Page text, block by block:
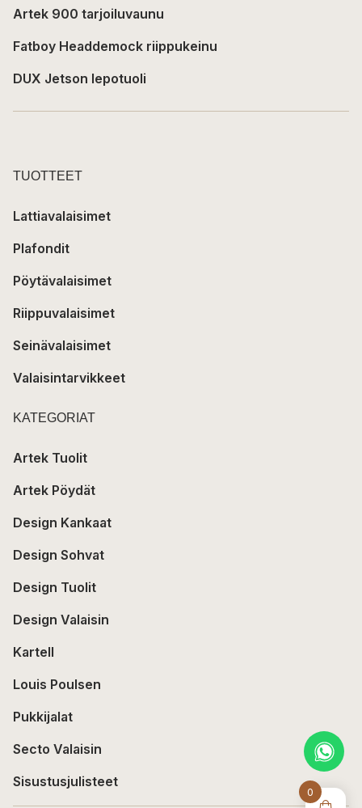
0
Artek 900 tarjoiluvaunu
Fatboy Headdemock riippukeinu
DUX Jetson lepotuoli
TUOTTEET
Lattiavalaisimet
Plafondit
Pöytävalaisimet
Riippuvalaisimet
Seinävalaisimet
Valaisintarvikkeet
KATEGORIAT
Artek Tuolit
Artek Pöydät
Design Kankaat
Design Sohvat
Design Tuolit
Design Valaisin
Kartell
Louis Poulsen
Pukkijalat
Secto Valaisin
Sisustusjulisteet